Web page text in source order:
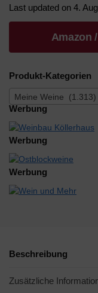
Last updated on 4.
Amazon
Produkt-Kategorien
Meine Weine (1.313)
Werbung
Werbung
Werbung
Beschreibung
Zusätzliche